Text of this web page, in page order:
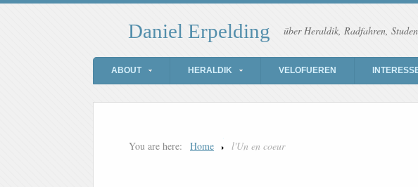
Daniel Erpelding über Heraldik, Radfahren,
ABOUT HERALDIK VELOFUEREN
You are here: Home l'Un en coeur